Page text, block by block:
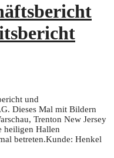
und
Dieses Mal mit Bildern
Trenton New Jersey
heiligen Hallen
betreten.Kunde: Henkel